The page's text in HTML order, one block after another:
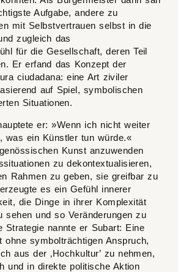
Aufgabe, andere zu
mit Selbstvertrauen selbst in die
zugleich das
für die Gesellschaft, deren Teil
Er erfand das Konzept der
ciudadana: eine Art ziviler
auf Spiel, symbolischen
Situationen.
er: »Wenn ich nicht weiter
was ein Künstler tun würde.«
Kunst anzuwenden
zu dekontextualisieren,
Rahmen zu geben, sie greifbar zu
es ein Gefühl innerer
die Dinge in ihrer Komplexität
sehen und so Veränderungen zu
Strategie nannte er Subart: Eine
ohne symbolträchtigen Anspruch,
aus der ‚Hochkultur’ zu nehmen,
und in direkte politische Aktion